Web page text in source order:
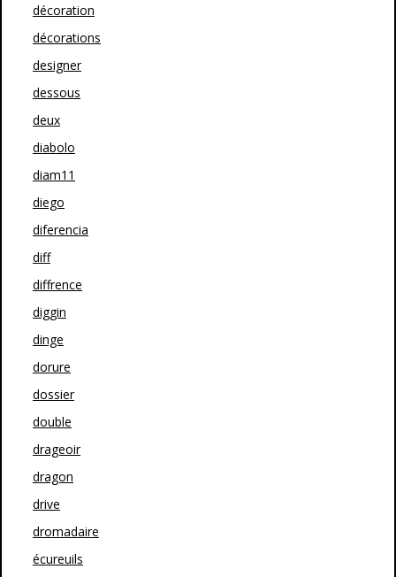
décoration
décorations
designer
dessous
deux
diabolo
diam11
diego
diferencia
diff
diffrence
diggin
dinge
dorure
dossier
double
drageoir
dragon
drive
dromadaire
écureuils